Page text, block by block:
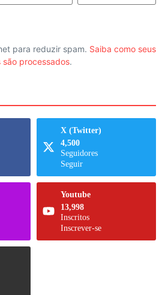
para reduzir spam. Saiba como seus
processados.
X (Twitter)
4,500
Seguidores
Seguir
Youtube
13,998
Inscritos
Inscrever-se